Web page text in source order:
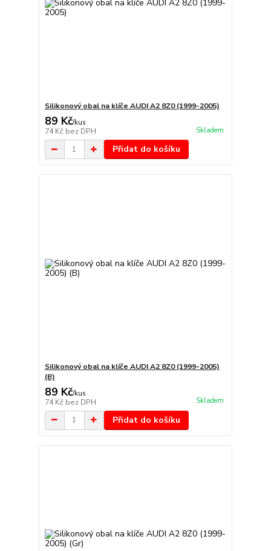
Silikonový obal na klíče AUDI A2 8Z0 (1999-2005)
89 Kč/kus
74 Kč bez DPH Skladem
Přidat do košíku
Silikonový obal na klíče AUDI A2 8Z0 (1999-2005)
(B)
89 Kč/kus
74 Kč bez DPH Skladem
Přidat do košíku